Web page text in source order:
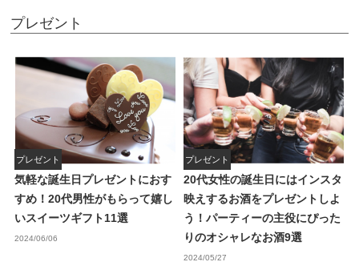
プレゼント
プレゼント
気軽な誕生日プレゼントにおす
すめ！20代男性がもらって嬉し
いスイーツギフト11選
2024/06/06
プレゼント
20代女性の誕生日にはインスタ
映えするお酒をプレゼントしよ
う！パーティーの主役にぴった
りのオシャレなお酒9選
2024/05/27